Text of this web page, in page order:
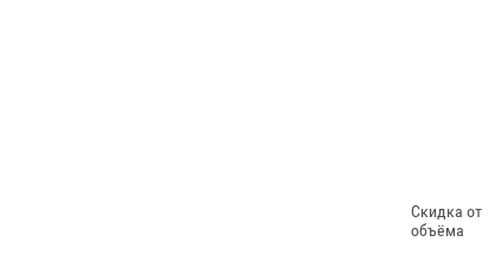
Скидка от
объёма